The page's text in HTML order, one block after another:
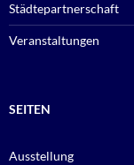
Städtepartnerschaft
Veranstaltungen
SEITEN
Ausstellung